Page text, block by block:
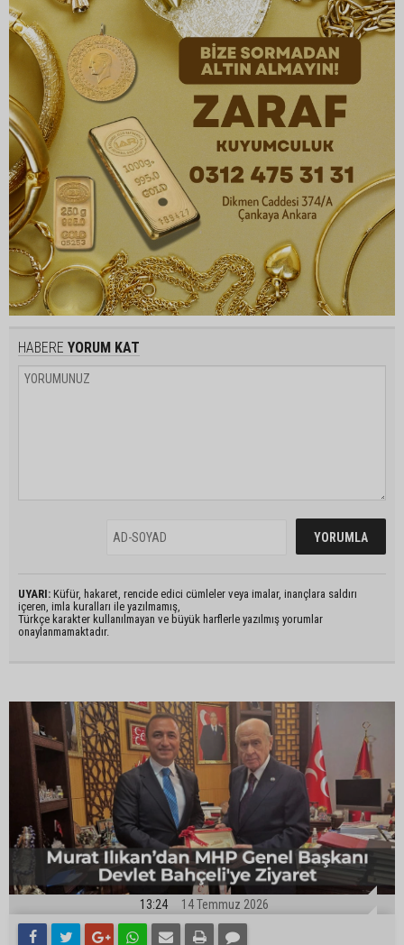
HABERE YORUM KAT
UYARI: Küfür, hakaret, rencide edici cümleler veya imalar, inançlara saldırı
içeren, imla kuralları ile yazılmamış,
Türkçe karakter kullanılmayan ve büyük harflerle yazılmış yorumlar
onaylanmamaktadır.
13:24 14 Temmuz 2026